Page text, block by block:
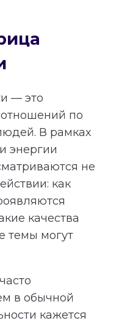
— это
по
В рамках
энергии
не
как
качества
темы могут
в обычной
кажется